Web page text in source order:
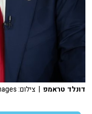
דונלד טראמפ | צילום: Win McNamee/Getty Images